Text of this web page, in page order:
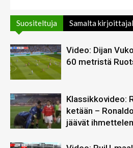
Suositeltuja Samalta
Video: Dijan
60 metristä
Klassikkovideo:
ketään –
jäävät